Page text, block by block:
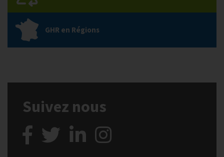
GHR en Régions
Suivez nous